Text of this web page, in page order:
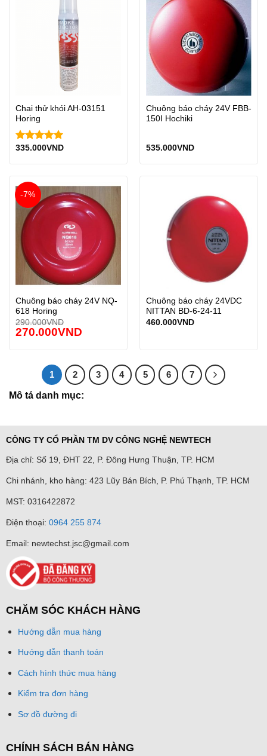
Chai thử khói AH-03151
Horing
Được xếp
335.000VND
Chuông báo cháy 24V FBB-
150I Hochiki
535.000VND
-7%
Chuông báo cháy 24V NQ-
618 Horing
290.000VND
270.000VND
Chuông báo cháy 24VDC
NITTAN BD-6-24-11
460.000VND
1 2 3 4 5 6 7
Mô tả danh mục:
CÔNG TY CỔ PHẦN TM DV CÔNG NGHỆ NEWTECH
Địa chỉ: Số 19, ĐHT 22, P. Đông Hưng Thuận, TP. HCM
Chi nhánh, kho hàng: 423 Lũy Bán Bích, P. Phú Thạnh, TP. HCM
MST: 0316422872
Điện thoại: 0964 255 874
Email: newtechst.jsc@gmail.com
CHĂM SÓC KHÁCH HÀNG
Hướng dẫn mua hàng
Hướng dẫn thanh toán
Cách hình thức mua hàng
Kiểm tra đơn hàng
Sơ đồ đường đi
CHÍNH SÁCH BÁN HÀNG